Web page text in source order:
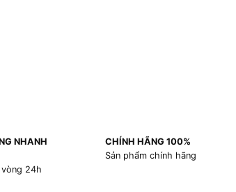
NHANH
24h
CHÍNH HÃNG 100%
Sản phẩm chính hãng